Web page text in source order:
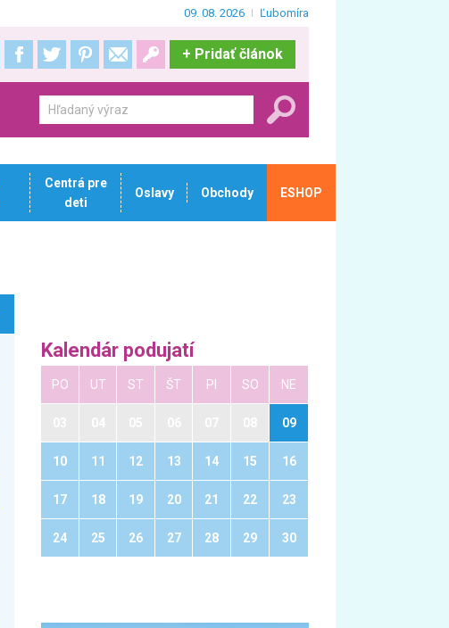
09. 08. 2026 Ľubomíra
+ Pridať článok
Centrá pre
deti
Oslavy Obchody ESHOP
Kalendár podujatí
PO UT ST ŠT PI SO NE
09
10 11 12 13 14 15 16
17 18 19 20 21 22 23
24 25 26 27 28 29 30